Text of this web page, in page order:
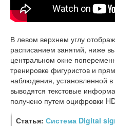
В левом верхнем углу
расписанием занятий, ниже
центральном окне
тренировке фигуристов и
наблюдения, установленной
выводятся текстовые
получено путем оцифровки
Статья: Система Digital